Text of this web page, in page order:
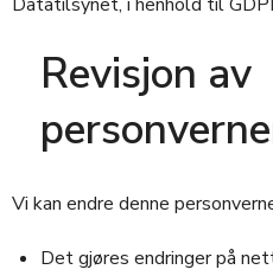
Revisjon av
Vi kan endre denne
Det gjøres endringer på